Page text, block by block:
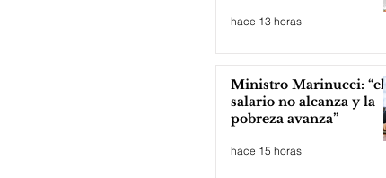
hace 13 horas
Ministro Marinucci: “el
salario no alcanza y la
pobreza avanza”
hace 15 horas